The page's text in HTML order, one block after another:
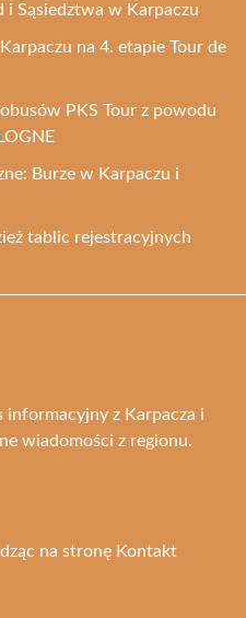
i Sąsiedztwa w Karpaczu
na 4. etapie Tour de
PKS Tour z powodu
Burze w Karpaczu i
tablic rejestracyjnych
z Karpacza i
wiadomości z regionu.
na stronę Kontakt